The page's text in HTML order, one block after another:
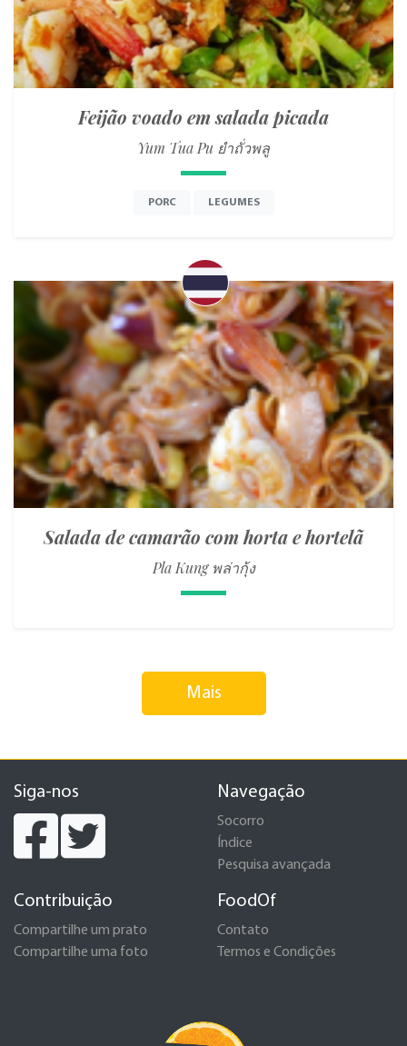
Feijão voado em salada picada
Yum Tua Pu ยำถั่วพลู
PORC LEGUMES
Salada de camarão com horta e hortelã
Pla Kung พล่ากุ้ง
Mais
Siga-nos Navegação
Socorro
Índice
Pesquisa avançada
Contribuição
Compartilhe um prato
Compartilhe uma foto
FoodOf
Contato
Termos e Condições